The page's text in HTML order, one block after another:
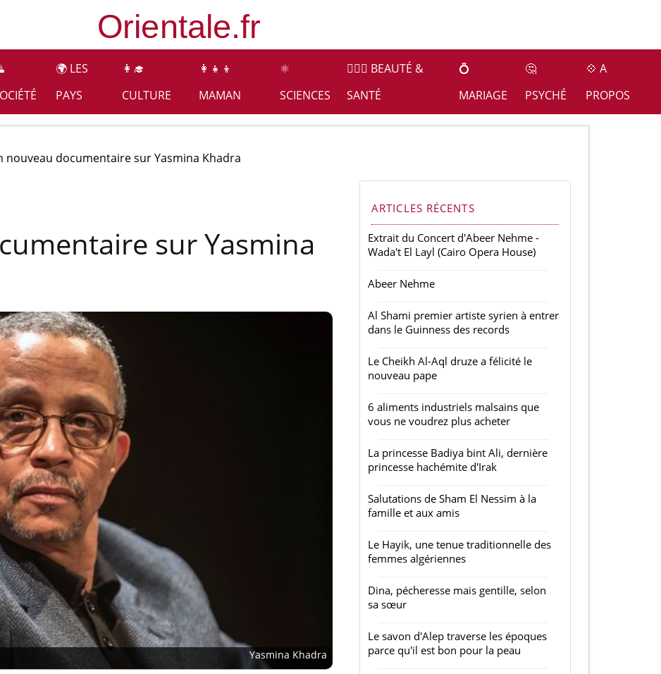
🌍 LES
PAYS
👩‍🎓
CULTURE
👩‍👧‍👦
MAMAN
⚛️
SCIENCES
👩🏻‍⚕️ BEAUTÉ &
SANTÉ
💍
MARIAGE
🤔
PSYCHÉ
💠 A
PROPOS
nouveau documentaire sur Yasmina Khadra
sur Yasmina
Yasmina Khadra
ARTICLES RÉCENTS
Extrait du Concert d'Abeer Nehme -
Wada't El Layl (Cairo Opera House)
Abeer Nehme
Al Shami premier artiste syrien à entrer
dans le Guinness des records
Le Cheikh Al-Aql druze a félicité le
nouveau pape
6 aliments industriels malsains que
vous ne voudrez plus acheter
La princesse Badiya bint Ali, dernière
princesse hachémite d'Irak
Salutations de Sham El Nessim à la
famille et aux amis
Le Hayik, une tenue traditionnelle des
femmes algériennes
Dina, pécheresse mais gentille, selon
sa sœur
Le savon d'Alep traverse les époques
parce qu'il est bon pour la peau